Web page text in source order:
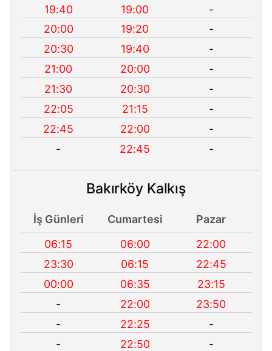
19:40
19:00
-
20:00
19:20
-
20:30
19:40
-
21:00
20:00
-
21:30
20:30
-
22:05
21:15
-
22:45
22:00
-
-
22:45 -
Bakırköy Kalkış
İş Günleri Cumartesi
Pazar
06:15
06:00
22:00
23:30
06:15
22:45
00:00
06:35
23:15
-
22:00
23:50
-
22:25
-
-
22:50
-